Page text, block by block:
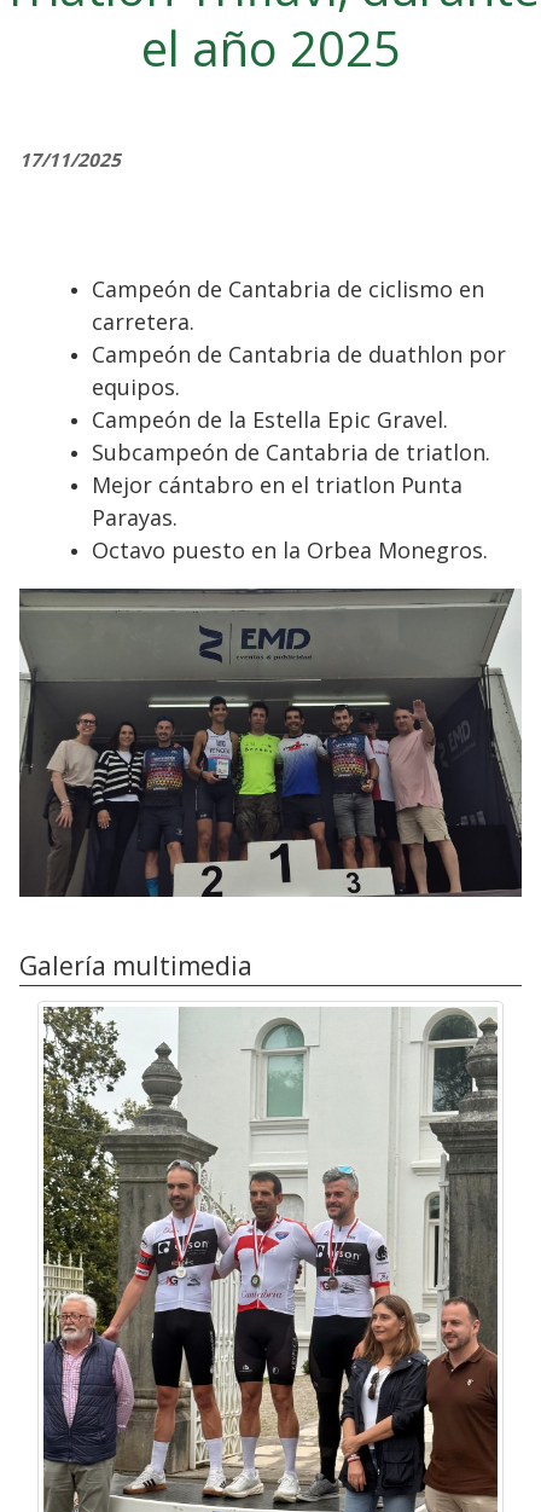
el año 2025
17/11/2025
Campeón de Cantabria de ciclismo en
carretera.
Campeón de Cantabria de duathlon por
equipos.
Campeón de la Estella Epic Gravel.
Subcampeón de Cantabria de triatlon.
Mejor cántabro en el triatlon Punta
Parayas.
Octavo puesto en la Orbea Monegros.
Galería multimedia